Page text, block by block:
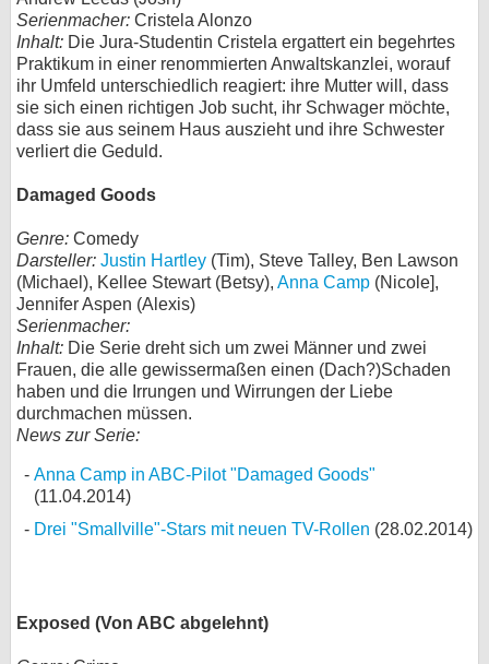
Serienmacher: Cristela Alonzo
Inhalt: Die Jura-Studentin Cristela ergattert ein begehrtes
Praktikum in einer renommierten Anwaltskanzlei, worauf
ihr Umfeld unterschiedlich reagiert: ihre Mutter will, dass
sie sich einen richtigen Job sucht, ihr Schwager möchte,
dass sie aus seinem Haus auszieht und ihre Schwester
verliert die Geduld.
Damaged Goods
Genre: Comedy
Darsteller: Justin Hartley (Tim), Steve Talley, Ben Lawson
(Michael), Kellee Stewart (Betsy), Anna Camp (Nicole],
Jennifer Aspen (Alexis)
Serienmacher:
Inhalt: Die Serie dreht sich um zwei Männer und zwei
Frauen, die alle gewissermaßen einen (Dach?)Schaden
haben und die Irrungen und Wirrungen der Liebe
durchmachen müssen.
News zur Serie:
Anna Camp in ABC-Pilot "Damaged Goods"
(11.04.2014)
Drei "Smallville"-Stars mit neuen TV-Rollen (28.02.2014)
Exposed (Von ABC abgelehnt)